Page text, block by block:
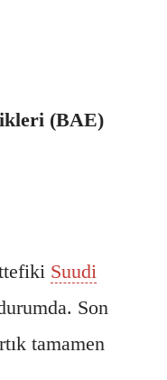
(BAE)
Suudi
Son
tamamen